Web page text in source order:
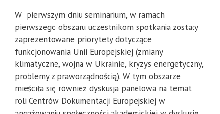
W pierwszym dniu seminarium, w ramach
pierwszego obszaru uczestnikom spotkania zostały
zaprezentowane priorytety dotyczące
funkcjonowania Unii Europejskiej (zmiany
klimatyczne, wojna w Ukrainie, kryzys energetyczny,
problemy z praworządnością). W tym obszarze
mieściła się również dyskusja panelowa na temat
roli Centrów Dokumentacji Europejskiej w